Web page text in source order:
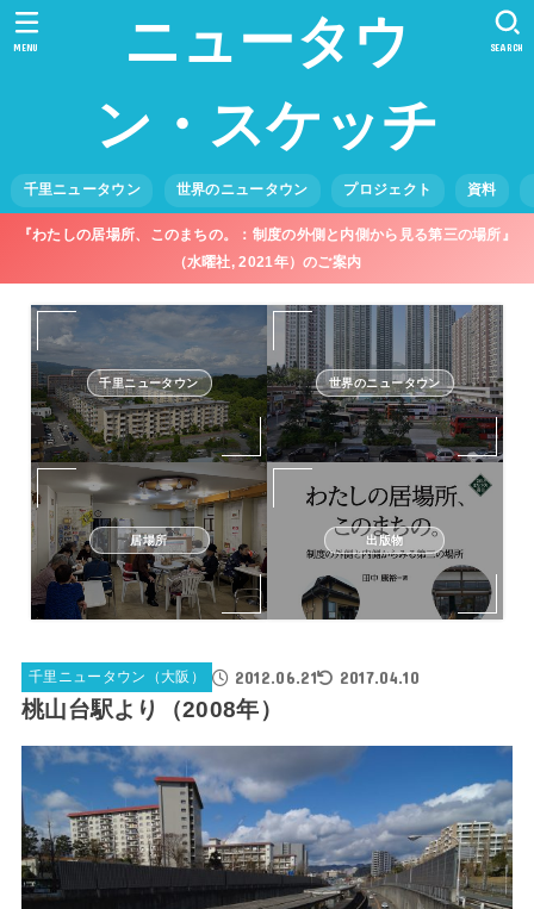
ニュータウ
ン・スケッチ
千里ニュータウン 世界のニュータウン プロジェクト 資料
SEARCH
MENU
『わたしの居場所、このまちの。：制度の外側と内側から見る第三の場所』
（水曜社, 2021年）のご案内
千里ニュータウン 世界のニュータウン
居場所 出版物
千里ニュータウン（大阪） 2012.06.21 2017.04.10
桃山台駅より（2008年）